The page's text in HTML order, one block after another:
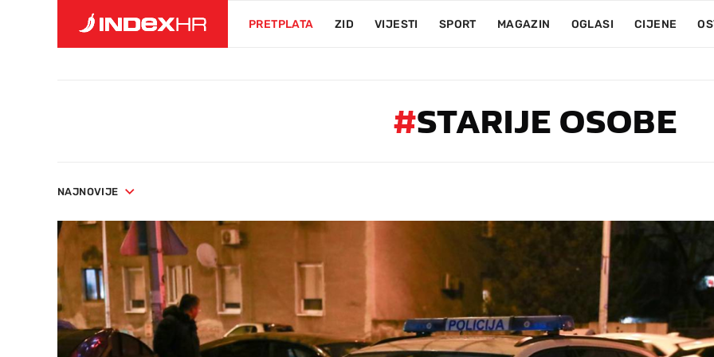
PRETPLATA ZID VIJESTI SPORT MAGAZIN OGLASI CIJENE
#STARIJE OSOBE
NAJNOVIJE